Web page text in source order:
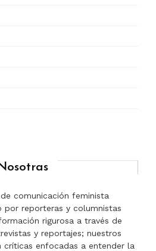
Nosotras
comunicación feminista
reporteras y columnistas
rigurosa a través de
y reportajes; nuestros
críticas enfocadas a entender la